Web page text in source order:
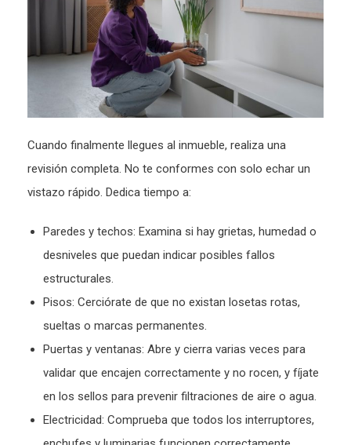
Cuando finalmente llegues al inmueble, realiza una
revisión completa. No te conformes con solo echar un
vistazo rápido. Dedica tiempo a:
Paredes y techos: Examina si hay grietas, humedad o
desniveles que puedan indicar posibles fallos
estructurales.
Pisos: Cerciórate de que no existan losetas rotas,
sueltas o marcas permanentes.
Puertas y ventanas: Abre y cierra varias veces para
validar que encajen correctamente y no rocen, y fíjate
en los sellos para prevenir filtraciones de aire o agua.
Electricidad: Comprueba que todos los interruptores,